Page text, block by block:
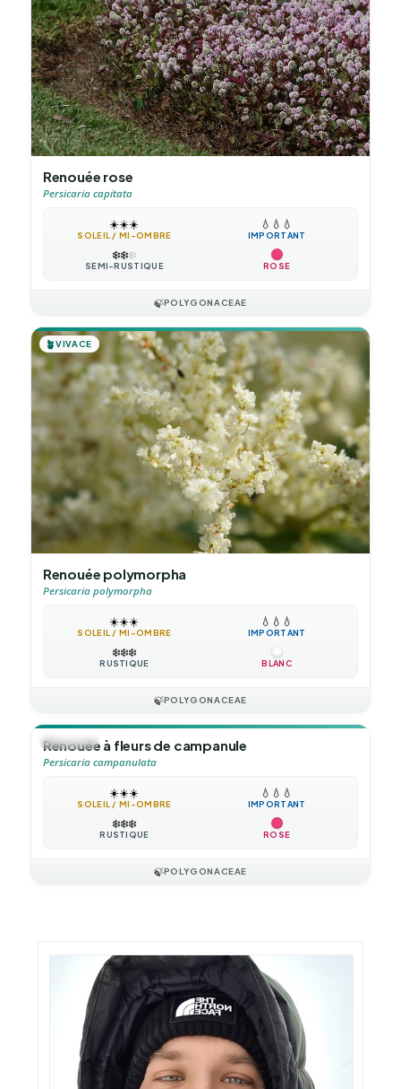
Renouée rose
Persicaria capitata
☀️☀️☀️
SOLEIL / MI-OMBRE
💧 💧 💧
IMPORTANT
❄️❄️❄️
SEMI-RUSTIQUE ROSE
🍃POLYGONACEAE
🪴VIVACE
Renouée polymorpha
Persicaria polymorpha
☀️☀️☀️
SOLEIL / MI-OMBRE
💧 💧 💧
IMPORTANT
❄️❄️❄️
RUSTIQUE BLANC
🍃POLYGONACEAE
🪴VIVACE
Renouée à fleurs de campanule
Persicaria campanulata
☀️☀️☀️
SOLEIL / MI-OMBRE
💧 💧 💧
IMPORTANT
❄️❄️❄️
RUSTIQUE ROSE
🍃POLYGONACEAE